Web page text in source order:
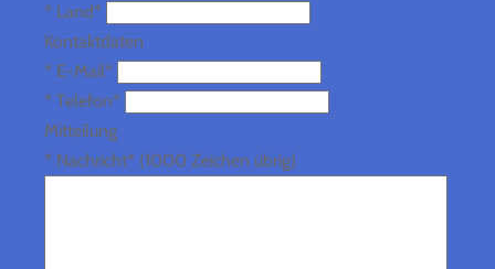
* Land*
Kontaktdaten
* E-Mail*
* Telefon*
Mitteilung
* Nachricht* (1000 Zeichen übrig)